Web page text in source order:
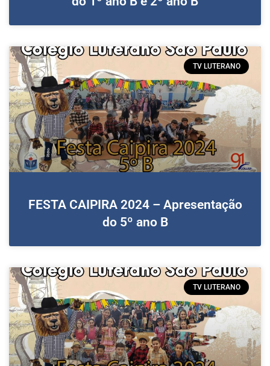
TV LUTERANO
FESTA CAIPIRA 2024 – Apresentação
do 5º ano B
TV LUTERANO